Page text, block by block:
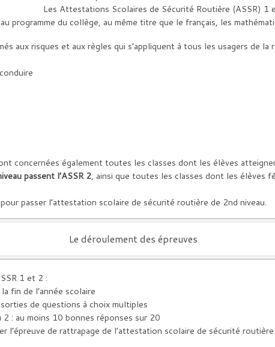
Les Attestations Scolaires de Sécurité Routière (ASSR)
programme du collège, au même titre que le français, les
aux risques et aux règles qui s’appliquent à tous les usagers de
concernées également toutes les classes dont les élèves
passent l’ASSR 2, ainsi que toutes les classes dont les élèves
pour passer l’attestation scolaire de sécurité routière de 2nd niveau.
Le déroulement des épreuves
1 et 2 :
fin de l’année scolaire
de questions à choix multiples
2 : au moins 10 bonnes réponses sur 20
l’épreuve de rattrapage de l’attestation scolaire de sécurité